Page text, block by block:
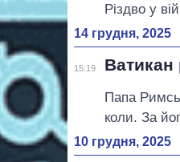
Різдво у
14 грудня, 2025
15:19 Ватикан
Папа
коли. За
10 грудня, 2025